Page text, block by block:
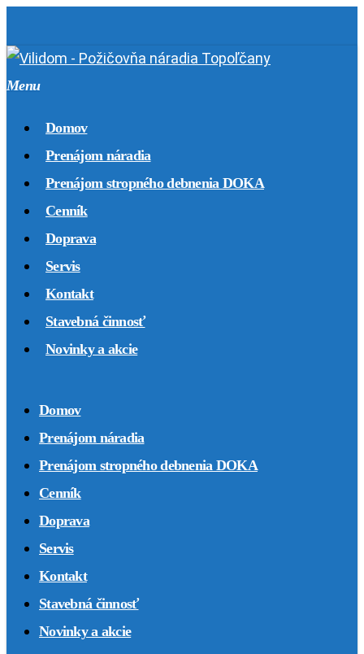
to
main
Menu
Domov
Prenájom náradia
Prenájom stropného debnenia DOKA
Cenník
Doprava
Servis
Kontakt
Stavebná činnosť
Novinky a akcie
Domov
Prenájom náradia
Prenájom stropného debnenia DOKA
Cenník
Doprava
Servis
Kontakt
Stavebná činnosť
Novinky a akcie